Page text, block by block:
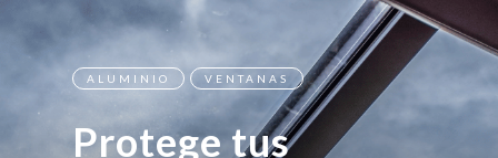
ALUMINIO VENTANAS
Protege tus